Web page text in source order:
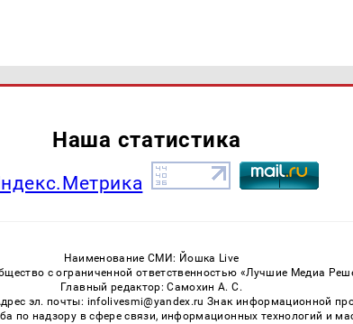
Наша статистика
Наименование СМИ: Йошка Live
с ограниченной ответственностью «Лучшие Медиа
Главный редактор: Самохин А. С.
эл. почты: infolivesmi@yandex.ru Знак информационной
по надзору в сфере связи, информационных технологий и